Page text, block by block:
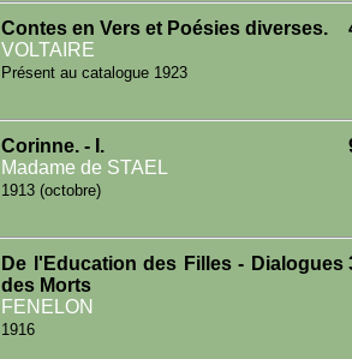
Contes en Vers et Poésies diverses.
VOLTAIRE
Présent au catalogue 1923
Corinne. - I.
Madame de STAEL
1913 (octobre)
De l'Education des Filles - Dialogues
des Morts
FENELON
1916